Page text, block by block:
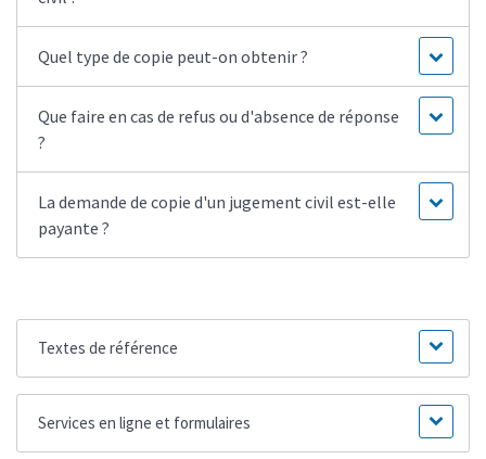
Quel type de copie peut-on obtenir ?
Que faire en cas de refus ou d'absence de réponse
?
La demande de copie d'un jugement civil est-elle
payante ?
Textes de référence
Services en ligne et formulaires